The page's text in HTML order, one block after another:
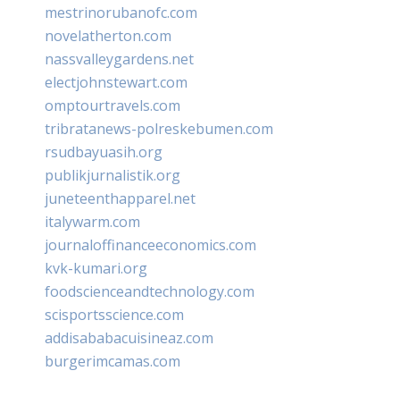
mestrinorubanofc.com
novelatherton.com
nassvalleygardens.net
electjohnstewart.com
omptourtravels.com
tribratanews-polreskebumen.com
rsudbayuasih.org
publikjurnalistik.org
juneteenthapparel.net
italywarm.com
journaloffinanceeconomics.com
kvk-kumari.org
foodscienceandtechnology.com
scisportsscience.com
addisababacuisineaz.com
burgerimcamas.com